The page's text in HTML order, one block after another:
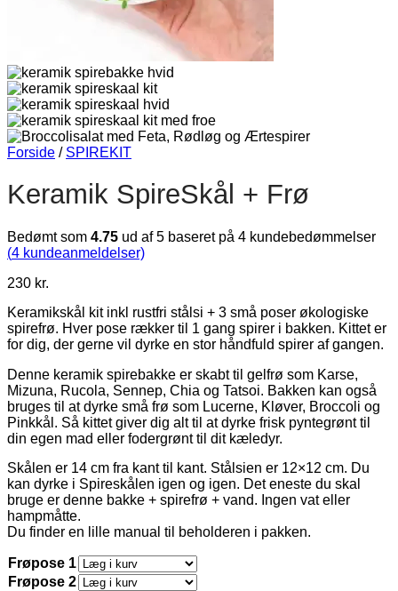
Forside / SPIREKIT
Keramik SpireSkål + Frø
Bedømt som 4.75 ud af 5 baseret på 4 kundebedømmelser
(4 kundeanmeldelser)
230 kr.
Keramikskål kit inkl rustfri stålsi + 3 små poser økologiske
spirefrø. Hver pose rækker til 1 gang spirer i bakken. Kittet er
for dig, der gerne vil dyrke en stor håndfuld spirer af gangen.
Denne keramik spirebakke er skabt til gelfrø som Karse,
Mizuna, Rucola, Sennep, Chia og Tatsoi. Bakken kan også
bruges til at dyrke små frø som Lucerne, Kløver, Broccoli og
Pinkkål. Så kittet giver dig alt til at dyrke frisk pyntegrønt til
din egen mad eller fodergrønt til dit kæledyr.
Skålen er 14 cm fra kant til kant. Stålsien er 12×12 cm. Du
kan dyrke i Spireskålen igen og igen. Det eneste du skal
bruge er denne bakke + spirefrø + vand. Ingen vat eller
hampmåtte.
Du finder en lille manual til beholderen i pakken.
Frøpose 1
Frøpose 2